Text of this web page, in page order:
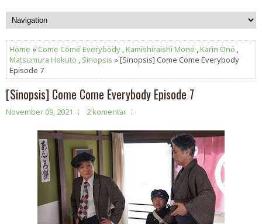
Home »Come Come Everybody ,Kamishiraishi Mone ,Karin Ono ,
Matsumura Hokuto , Sinopsis » [Sinopsis] Come Come Everybody
Episode 7
[Sinopsis] Come Come Everybody Episode 7
November 09, 2021 2 komentar